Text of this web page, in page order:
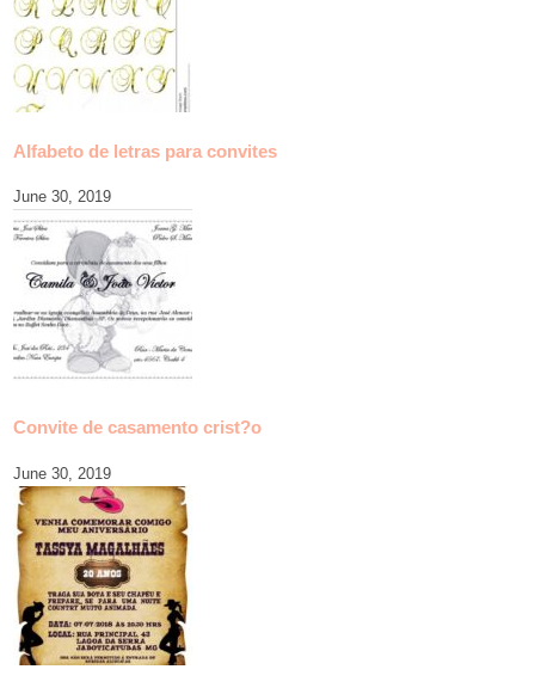
Alfabeto de letras para convites
June 30, 2019
Convite de casamento crist?o
June 30, 2019